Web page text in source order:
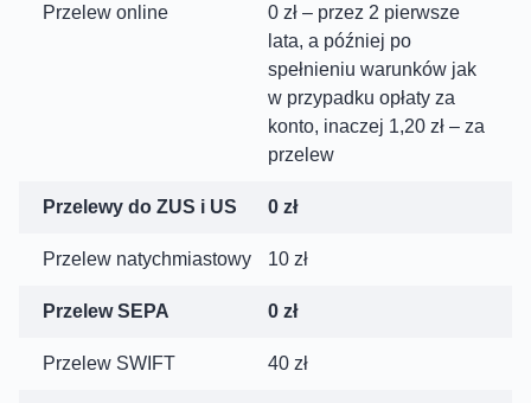
Przelew online
0 zł – przez 2 pierwsze
lata, a później po
spełnieniu warunków jak
w przypadku opłaty za
konto, inaczej 1,20 zł – za
przelew
Przelewy do ZUS i US 0 zł
Przelew natychmiastowy 10 zł
Przelew SEPA 0 zł
Przelew SWIFT 40 zł